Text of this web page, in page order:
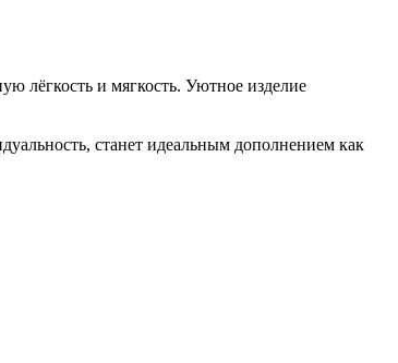
лёгкость и мягкость. Уютное изделие
станет идеальным дополнением как